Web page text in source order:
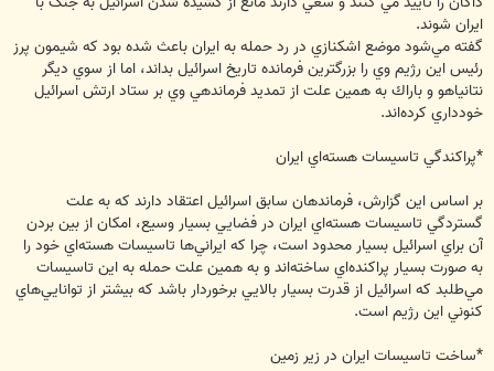
ايران شوند.
گفته مي‌شود موضع اشكنازي در رد حمله به ايران باعث شده بود كه شيمون پرز
رئيس اين رژيم وي را بزرگترين فرمانده تاريخ اسرائيل بداند، اما از سوي ديگر
نتانياهو و باراك به همين علت از تمديد فرماندهي وي بر ستاد ارتش اسرائيل
خودداري كرده‌اند.
*پراكندگي تاسيسات هسته‌اي ايران
بر اساس اين گزارش، فرماندهان سابق اسرائيل اعتقاد دارند كه به علت
گستردگي تاسيسات هسته‌اي ايران در فضايي بسيار وسيع، امكان از بين بردن
آن براي اسرائيل بسيار محدود است، چرا كه ايراني‌ها تاسيسات هسته‌اي خود را
به صورت بسيار پراكنده‌اي ساخته‌اند و به همين علت حمله به اين تاسيسات
مي‌طلبد كه اسرائيل از قدرت بسيار بالايي برخوردار باشد كه بيشتر از توانايي‌هاي
كنوني اين رژيم است.
*ساخت تاسيسات ايران در زير زمين